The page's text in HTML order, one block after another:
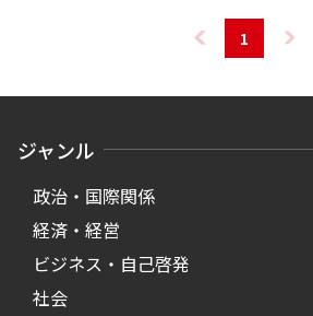
1
ジャンル
政治・国際関係
経済・経営
ビジネス・自己啓発
社会